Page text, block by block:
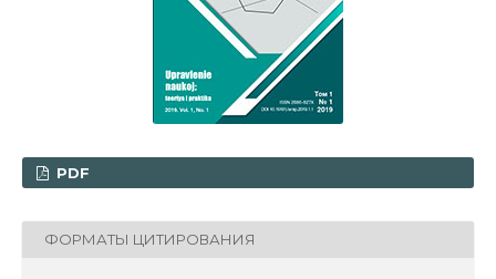
PDF
ФОРМАТЫ ЦИТИРОВАНИЯ